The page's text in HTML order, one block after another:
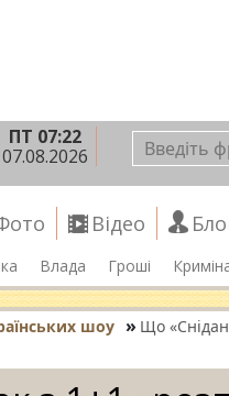
ПТ 07:22
07.08.2026
Відео
Влада Гроші
шоу » Що